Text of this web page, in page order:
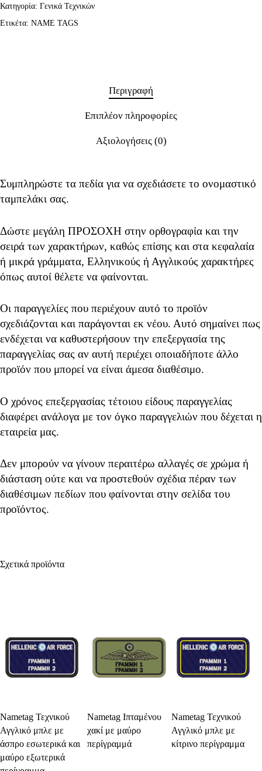
Κατηγορία: Γενικά Τεχνικών
Ετικέτα: NAME TAGS
Περιγραφή
Επιπλέον πληροφορίες
Αξιολογήσεις (0)
Συμπληρώστε τα πεδία για να σχεδιάσετε το ονομαστικό
ταμπελάκι σας.
Δώστε μεγάλη ΠΡΟΣΟΧΗ στην ορθογραφία και την
σειρά των χαρακτήρων, καθώς επίσης και στα κεφαλαία
ή μικρά γράμματα, Ελληνικούς ή Αγγλικούς χαρακτήρες
όπως αυτοί θέλετε να φαίνονται.
Οι παραγγελίες που περιέχουν αυτό το προϊόν
σχεδιάζονται και παράγονται εκ νέου. Αυτό σημαίνει πως
ενδέχεται να καθυστερήσουν την επεξεργασία της
παραγγελίας σας αν αυτή περιέχει οποιαδήποτε άλλο
προϊόν που μπορεί να είναι άμεσα διαθέσιμο.
Ο χρόνος επεξεργασίας τέτοιου είδους παραγγελίας
διαφέρει ανάλογα με τον όγκο παραγγελιών που δέχεται η
εταιρεία μας.
Δεν μπορούν να γίνουν περαιτέρω αλλαγές σε χρώμα ή
διάσταση ούτε και να προστεθούν σχέδια πέραν των
διαθέσιμων πεδίων που φαίνονται στην σελίδα του
προϊόντος.
Σχετικά προϊόντα
Nametag Τεχνικού
Αγγλικό μπλε με
άσπρο εσωτερικά και
μαύρο εξωτερικά
Nametag Ιπταμένου
χακί με μαύρο
περίγραμμά
Nametag Τεχνικού
Αγγλικό μπλε με
κίτρινο περίγραμμα